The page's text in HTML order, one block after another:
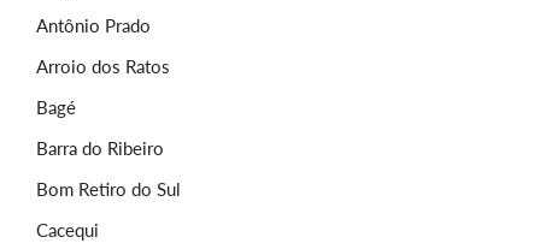
Antônio Prado
Arroio dos Ratos
Bagé
Barra do Ribeiro
Bom Retiro do Sul
Cacequi